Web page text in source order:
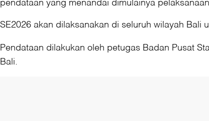
SE2026 akan dilaksanakan di seluruh wilayah
Pendataan dilakukan oleh petugas Badan Pusat
Bali.